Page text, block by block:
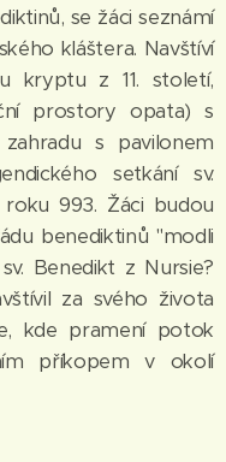
se žáci seznámí
kláštera. Navštíví
kryptu z 11. století,
prostory opata) s
s pavilonem
setkání sv.
993. Žáci budou
benediktinů "modli
Benedikt z Nursie?
za svého života
kde pramení potok
příkopem v okolí